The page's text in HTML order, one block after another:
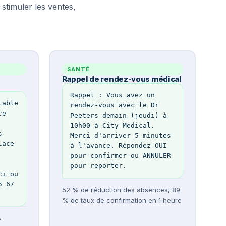
les ventes,
ou
67
SANTÉ
Rappel de rendez-vous médical
Rappel : Vous avez un
rendez-vous avec le Dr
Peeters demain (jeudi) à
10h00 à City Medical.
Merci d'arriver 5 minutes
à l'avance. Répondez OUI
pour confirmer ou ANNULER
pour reporter.
52 % de réduction des absences, 89
% de taux de confirmation en 1 heure